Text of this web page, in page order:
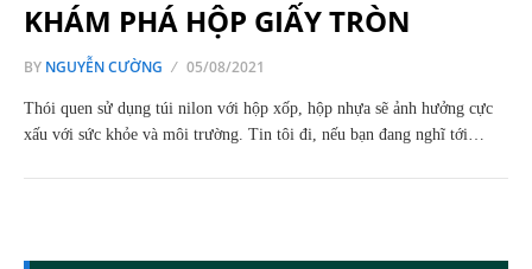
KHÁM PHÁ HỘP GIẤY TRÒN
BY NGUYỄN CƯỜNG 05/08/2021
Thói quen sử dụng túi nilon với hộp xốp, hộp nhựa sẽ ảnh hưởng cực
xấu với sức khỏe và môi trường. Tin tôi đi, nếu bạn đang nghĩ tới…